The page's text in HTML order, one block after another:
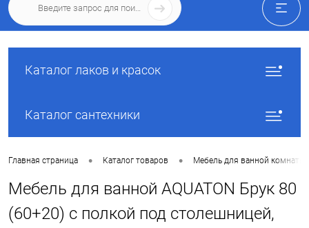
Каталог лаков и красок
Каталог сантехники
Главная страница • Каталог товаров • Мебель для ванной комнаты
Мебель для ванной AQUATON Брук 80
(60+20) с полкой под столешницей,